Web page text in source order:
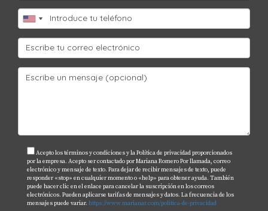
objetiva y detallada del valor real de la propiedad
basada en múltiples factores.
¿Cómo afectan las tendencias del mercado al
precio de una propiedad?
Las tendencias pueden influir significativamente en los
¿Qué debo hacer si creo que el precio está
sobrevalorado?
Investiga utilizando métodos como CMA o consulta con
un agente inmobiliario para obtener asesoramiento
Acepto los términos y condiciones y la Política de privacidad proporcionados
por la empresa. Acepto ser contactado por Mariana Romero Por llamada, correo
electrónico y mensaje de texto. Para dejar de recibir mensajes de texto, puede
responder «stop» en cualquier momento o «help» para obtener ayuda. También
puede hacer clic en el enlace para cancelar la suscripción en los correos
electrónicos. Pueden aplicarse tarifas de mensajes y datos. La frecuencia de los
mensajes puede variar. https://www.marianar.com/politica-de-privacidad